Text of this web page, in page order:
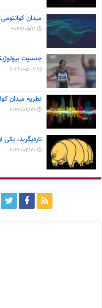
میدان
2022/05/11
جنسیت
2022/05/02
نظریه میدان
2022/04/26
تاردیگرید،
2022/04/20